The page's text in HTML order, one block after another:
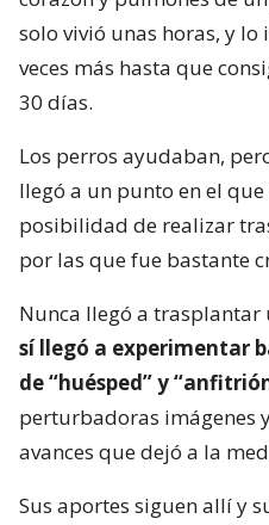
solo vivió unas horas, y
veces más hasta que
30 días.
Los perros ayudaban,
llegó a un punto en el
posibilidad de realizar
por las que fue bastante
Nunca llegó a trasplantar
sí llegó a experimentar
de “huésped” y
perturbadoras imágenes
avances que dejó a la
Sus aportes siguen allí y